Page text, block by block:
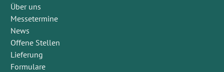
Über uns
Messetermine
News
Offene Stellen
Lieferung
Formulare